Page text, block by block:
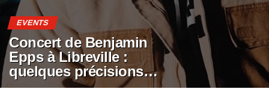
EVENTS
Concert de Benjamin
Epps à Libreville :
quelques précisions…